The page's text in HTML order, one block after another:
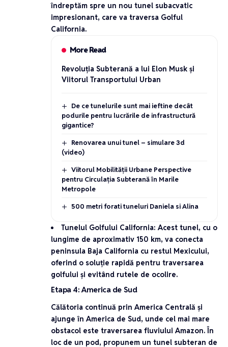
îndreptăm spre un nou tunel subacvatic
impresionant, care va traversa Golful
California.
More Read
Revoluția Subterană a lui Elon Musk și
Viitorul Transportului Urban
De ce tunelurile sunt mai ieftine decât
podurile pentru lucrările de infrastructură
gigantice?
Renovarea unui tunel – simulare 3d
(video)
Viitorul Mobilității Urbane Perspective
pentru Circulația Subterană în Marile
Metropole
500 metri forati tuneluri Daniela si Alina
Tunelul Golfului California: Acest tunel, cu o
lungime de aproximativ 150 km, va conecta
peninsula Baja California cu restul Mexicului,
oferind o soluție rapidă pentru traversarea
golfului și evitând rutele de ocolire.
Etapa 4: America de Sud
Călătoria continuă prin America Centrală și
ajunge în America de Sud, unde cel mai mare
obstacol este traversarea fluviului Amazon. În
loc de un pod, propunem un tunel subteran de